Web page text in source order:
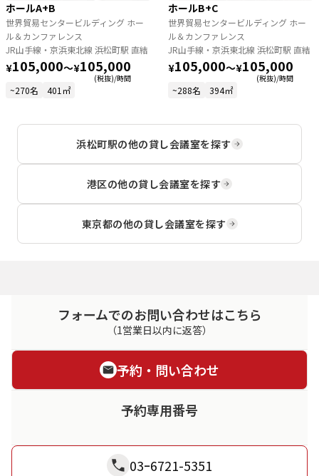
ホールA+B
世界貿易センタービルディング ホー
ル＆カンファレンス
JR山手線・京浜東北線 浜松町駅 直結
¥105,000〜¥105,000
(税抜)/時間
~270名 401㎡
ホールB+C
世界貿易センタービルディング ホー
ル＆カンファレンス
JR山手線・京浜東北線 浜松町駅 直結
¥105,000〜¥105,000
(税抜)/時間
~288名 394㎡
浜松町駅の他の貸し会議室を探す
港区の他の貸し会議室を探す
東京都の他の貸し会議室を探す
フォームでのお問い合わせはこちら
（1営業日以内に返答）
予約・問い合わせ
予約専用番号
03ｰ6721-5351